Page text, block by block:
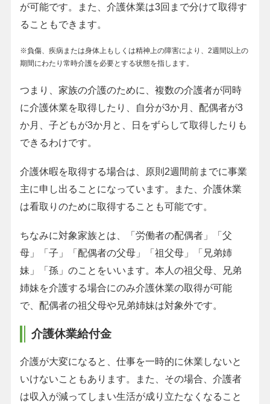
が可能です。また、介護休業は3回まで分けて取得す
ることもできます。
※負傷、疾病または身体上もしくは精神上の障害により、2週間以上の
期間にわたり常時介護を必要とする状態を指します。
つまり、家族の介護のために、複数の介護者が同時
に介護休業を取得したり、自分が3か月、配偶者が3
か月、子どもが3か月と、日をずらして取得したりも
できるわけです。
介護休暇を取得する場合は、原則2週間前までに事業
主に申し出ることになっています。また、介護休業
は看取りのために取得することも可能です。
ちなみに対象家族とは、「労働者の配偶者」「父
母」「子」「配偶者の父母」「祖父母」「兄弟姉
妹」「孫」のことをいいます。本人の祖父母、兄弟
姉妹を介護する場合にのみ介護休業の取得が可能
で、配偶者の祖父母や兄弟姉妹は対象外です。
介護休業給付金
介護が大変になると、仕事を一時的に休業しないと
いけないこともあります。また、その場合、介護者
は収入が減ってしまい生活が成り立たなくなること